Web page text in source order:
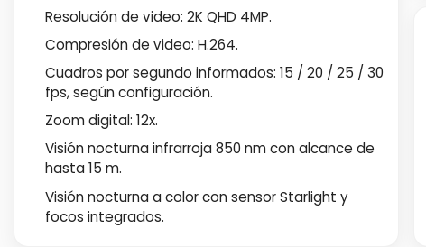
Resolución de video: 2K QHD 4MP.
Compresión de video: H.264.
Cuadros por segundo informados: 15 / 20 / 25 / 30
fps, según configuración.
Zoom digital: 12x.
Visión nocturna infrarroja 850 nm con alcance de
hasta 15 m.
Visión nocturna a color con sensor Starlight y
focos integrados.